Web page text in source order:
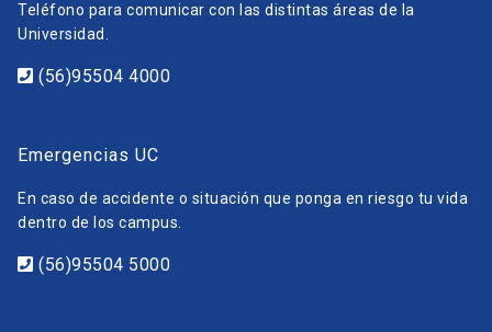
Teléfono para comunicar con las distintas áreas de la
Universidad.
(56)95504 4000
Emergencias UC
En caso de accidente o situación que ponga en riesgo tu vida
dentro de los campus.
(56)95504 5000